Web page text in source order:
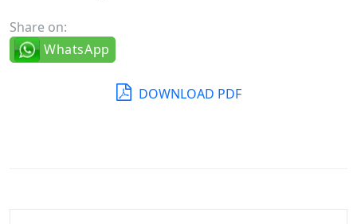
Share on:
WhatsApp
DOWNLOAD PDF